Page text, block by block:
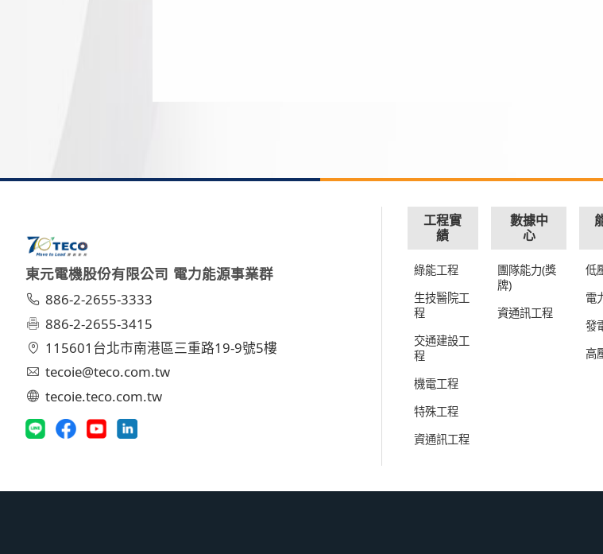
東元電機股份有限公司 電力能源事業群
886-2-2655-3333
886-2-2655-3415
115601台北市南港區三重路19-9號5樓
tecoie@teco.com.tw
tecoie.teco.com.tw
工程實
績
綠能工程
生技醫院工
程
交通建設工
程
機電工程
特殊工程
資通訊工程
數據中
心
團隊能力(獎
牌)
資通訊工程
低
電
發
高